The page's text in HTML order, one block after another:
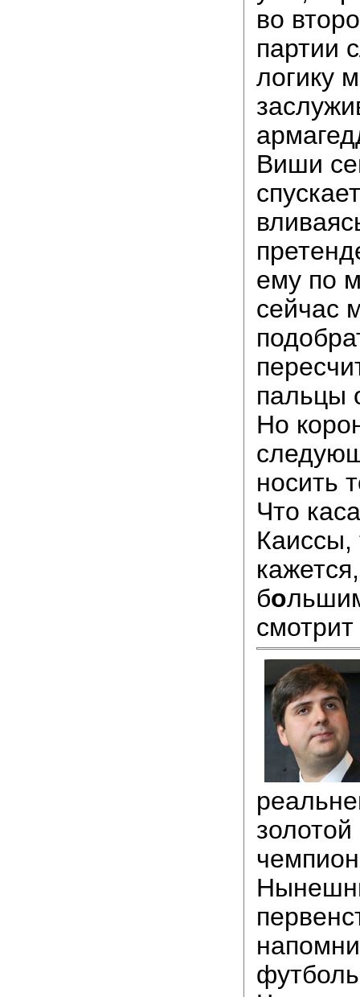
во
партии
логику
Виши
ему по
сейчас
пальцы
Но
носить
Что
Каиссы,
бо